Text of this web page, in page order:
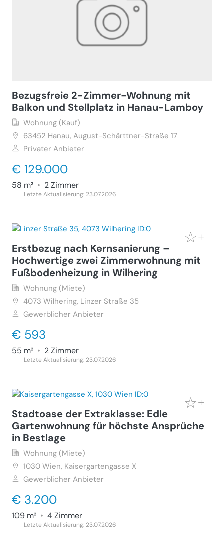
Bezugsfreie 2-Zimmer-Wohnung mit
Balkon und Stellplatz in Hanau-Lamboy
Wohnung (Kauf)
63452 Hanau, August-Schärttner-Straße 17
Privater Anbieter
€ 129.000
58 m² • 2 Zimmer
Letzte Aktualisierung: 23.07.2026
Erstbezug nach Kernsanierung –
Hochwertige zwei Zimmerwohnung mit
Fußbodenheizung in Wilhering
Wohnung (Miete)
4073 Wilhering, Linzer Straße 35
Gewerblicher Anbieter
€ 593
55 m² • 2 Zimmer
Letzte Aktualisierung: 23.07.2026
Stadtoase der Extraklasse: Edle
Gartenwohnung für höchste Ansprüche
in Bestlage
Wohnung (Miete)
1030 Wien, Kaisergartengasse X
Gewerblicher Anbieter
€ 3.200
109 m² • 4 Zimmer
Letzte Aktualisierung: 23.07.2026